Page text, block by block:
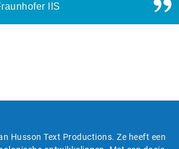
IIS
Husson Text Productions. Ze heeft een